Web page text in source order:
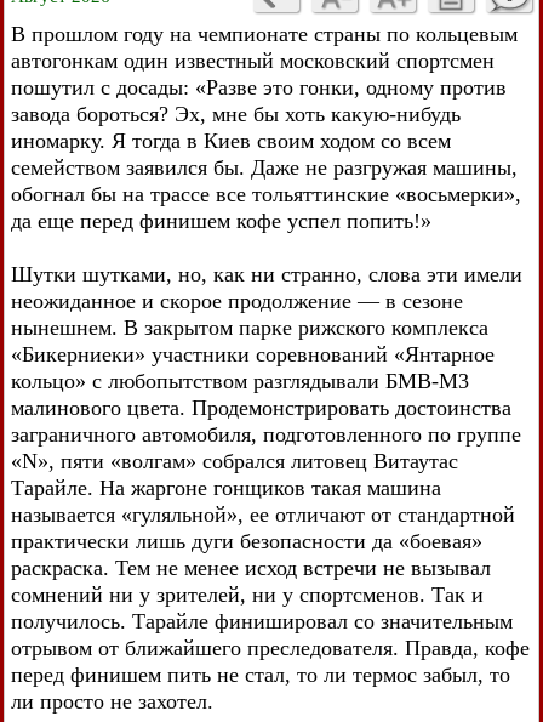
В прошлом году на чемпионате страны по кольцевым
автогонкам один известный московский спортсмен
пошутил с досады: «Разве это гонки, одному против
завода бороться? Эх, мне бы хоть какую-нибудь
иномарку. Я тогда в Киев своим ходом со всем
семейством заявился бы. Даже не разгружая машины,
обогнал бы на трассе все тольяттинские «восьмерки»,
да еще перед финишем кофе успел попить!»
Шутки шутками, но, как ни странно, слова эти имели
неожиданное и скорое продолжение — в сезоне
нынешнем. В закрытом парке рижского комплекса
«Бикерниеки» участники соревнований «Янтарное
кольцо» с любопытством разглядывали БМВ-М3
малинового цвета. Продемонстрировать достоинства
заграничного автомобиля, подготовленного по группе
«N», пяти «волгам» собрался литовец Витаутас
Тарайле. На жаргоне гонщиков такая машина
называется «гуляльной», ее отличают от стандартной
практически лишь дуги безопасности да «боевая»
раскраска. Тем не менее исход встречи не вызывал
сомнений ни у зрителей, ни у спортсменов. Так и
получилось. Тарайле финишировал со значительным
отрывом от ближайшего преследователя. Правда, кофе
перед финишем пить не стал, то ли термос забыл, то
ли просто не захотел.